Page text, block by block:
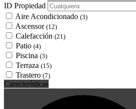
ID Propiedad
Aire Acondicionado (3)
Ascensor (12)
Calefacción (21)
Patio (4)
Piscina (3)
Terraza (15)
Trastero (7)
Características